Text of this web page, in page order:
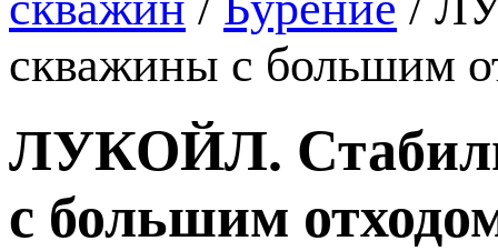
скважины с большим
ЛУКОЙЛ.
с большим